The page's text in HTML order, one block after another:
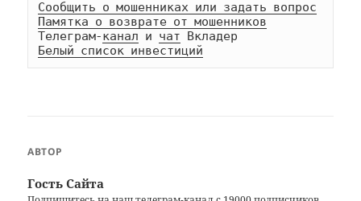
Сообщить о мошенниках или задать вопрос
Памятка о возврате от мошенников
Телеграм-канал и чат
Белый список инвестиций
АВТОР
Гость Сайта